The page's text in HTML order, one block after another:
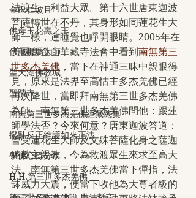
金巴仁波且
佛母玉花壽之王
伏藏那瑪大師
聖天湖佛教城
聖蹟寺
南無第三世多杰羌佛經藏總集
撥亂反正維護如來正法
學佛心得分享
H.H.第三世多杰羌佛
法渡生，利益大眾。第十六世唐東迦波
菩薩轉世在不丹，其身形如同蓮花生大
師一樣，連睡覺也睜開眼睛。2005年在
美國舊金山華藏寺法會中看到南無第三
世多杰羌佛 ，當下在神通三昧中親眼得
見，原來是法界至高怙主多杰羌佛已經
再次降世，當即拜南無第三世多杰羌佛
為師。南無第三世多杰羌佛問他：跟蓮
師學法否？今來何意？唐東迦波答道：
曾受蓮花生大師及文殊菩薩化身之薩迦
總教主親教，今為救渡眾生來求至高大
法。南無第三世多杰羌佛當下彈指，法
缽威力大震，便當下收他為大尊者級的